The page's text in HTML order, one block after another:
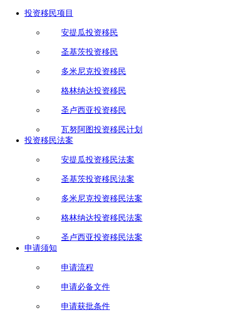
投资移民项目
安提瓜投资移民
圣基茨投资移民
多米尼克投资移民
格林纳达投资移民
圣卢西亚投资移民
瓦努阿图投资移民计划
投资移民法案
安提瓜投资移民法案
圣基茨投资移民法案
多米尼克投资移民法案
格林纳达投资移民法案
圣卢西亚投资移民法案
申请须知
申请流程
申请必备文件
申请获批条件